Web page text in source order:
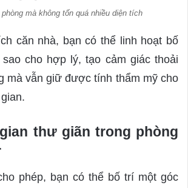
mà không tốn quá nhiều diện tích
căn nhà, bạn có thể linh hoạt bố
cho hợp lý, tạo cảm giác thoải
mà vẫn giữ được tính thẩm mỹ cho
thư giãn trong phòng
phép, bạn có thể bố trí một góc